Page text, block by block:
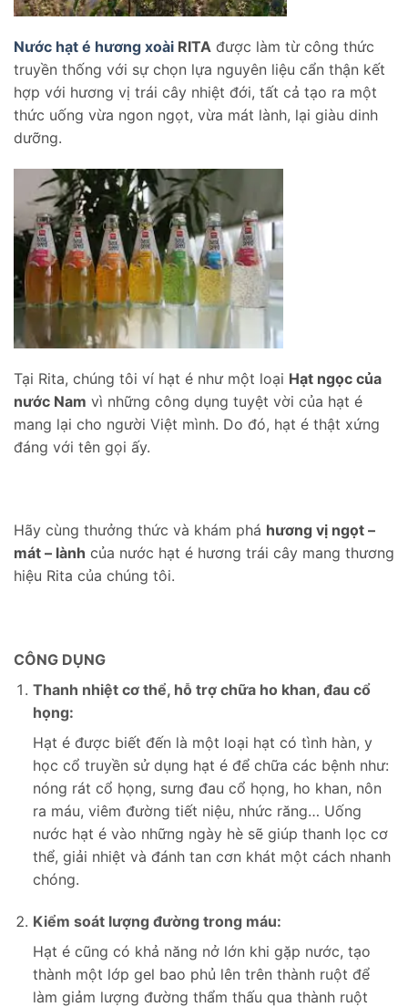
Nước hạt é hương xoài RITA được làm từ công thức
truyền thống với sự chọn lựa nguyên liệu cẩn thận kết
hợp với hương vị trái cây nhiệt đới, tất cả tạo ra một
thức uống vừa ngon ngọt, vừa mát lành, lại giàu dinh
dưỡng.
Tại Rita, chúng tôi ví hạt é như một loại Hạt ngọc của
nước Nam vì những công dụng tuyệt vời của hạt é
mang lại cho người Việt mình. Do đó, hạt é thật xứng
đáng với tên gọi ấy.
Hãy cùng thưởng thức và khám phá hương vị ngọt –
mát – lành của nước hạt é hương trái cây mang thương
hiệu Rita của chúng tôi.
CÔNG DỤNG
Thanh nhiệt cơ thể, hỗ trợ chữa ho khan, đau cổ
họng:
Hạt é được biết đến là một loại hạt có tình hàn, y
học cổ truyền sử dụng hạt é để chữa các bệnh như:
nóng rát cổ họng, sưng đau cổ họng, ho khan, nôn
ra máu, viêm đường tiết niệu, nhức răng… Uống
nước hạt é vào những ngày hè sẽ giúp thanh lọc cơ
thể, giải nhiệt và đánh tan cơn khát một cách nhanh
chóng.
Kiểm soát lượng đường trong máu:
Hạt é cũng có khả năng nở lớn khi gặp nước, tạo
thành một lớp gel bao phủ lên trên thành ruột để
làm giảm lượng đường thẩm thấu qua thành ruột